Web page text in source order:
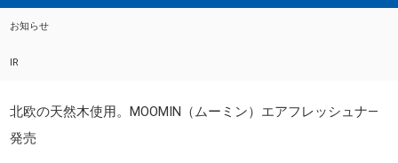
お知らせ
IR
北欧の天然木使用。MOOMIN（ムーミン）エアフレッシュナ―
発売